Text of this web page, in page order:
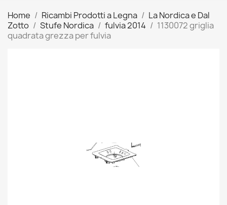
Home Ricambi Prodotti a Legna
La Nordica e Dal
Zotto
Stufe Nordica fulvia 2014
1130072 griglia
quadrata grezza per fulvia